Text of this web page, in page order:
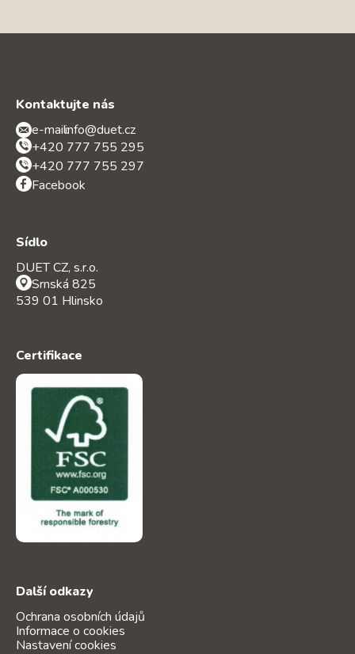
Kontaktujte nás
e-mail:info@duet.cz
+420 777 755 295
+420 777 755 297
Facebook
Sídlo
DUET CZ, s.r.o.
Srnská 825
539 01 Hlinsko
Certifikace
Další odkazy
Ochrana osobních údajů
Informace o cookies
Nastavení cookies